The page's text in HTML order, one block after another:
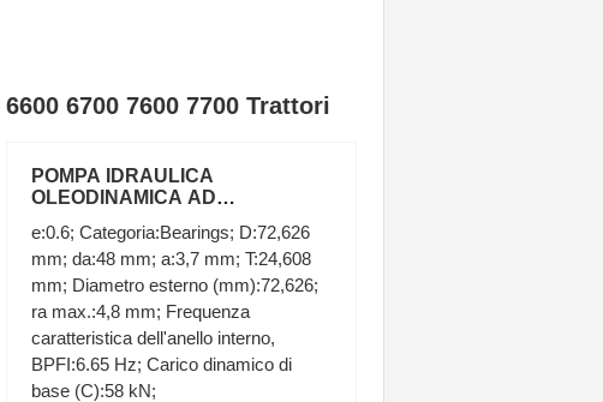
6700 7600 7700 Trattori
POMPA IDRAULICA
OLEODINAMICA AD
GRUPPO 2 A33X TRATTORE
FIAT
e:0.6; Categoria:Bearings; D:72,626
mm; da:48 mm; a:3,7 mm; T:24,608
mm; Diametro esterno (mm):72,626;
ra max.:4,8 mm; Frequenza
caratteristica dell'anello interno,
BPFI:6.65 Hz; Carico dinamico di
base (C):58 kN;